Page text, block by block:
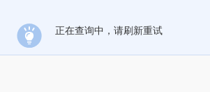
正在查询中，请刷新重试